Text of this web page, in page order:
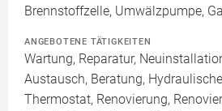
Brennstoffzelle, Umwälzpumpe,
ANGEBOTENE TÄTIGKEITEN
Wartung, Reparatur,
Austausch, Beratung,
Thermostat, Renovierung,